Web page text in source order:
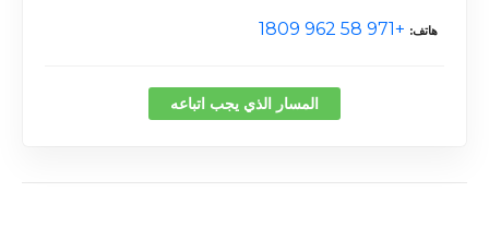
هاتف +971 58 962 1809
المسار الذي يجب اتباعه